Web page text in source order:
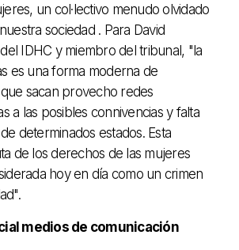
un col·lectivo menudo olvidado
sociedad . Para David
IDHC y miembro del tribunal, "la
es una forma moderna de
sacan provecho redes
a las posibles connivencias y falta
determinados estados. Esta
de los derechos de las mujeres
hoy en día como un crimen
medios de comunicación